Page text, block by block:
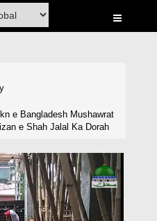
e Bangladesh Mushawrat
e Shah Jalal Ka Dorah